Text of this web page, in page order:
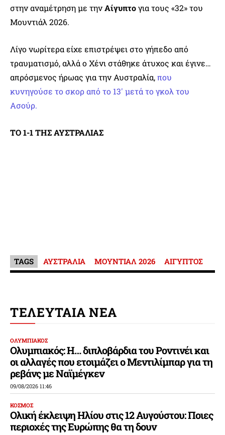
στην αναμέτρηση με τηνΑίγυπτογια τους «32» του
Μουντιάλ 2026.
Λίγο νωρίτερα είχε επιστρέψει στο γήπεδο από
τραυματισμό, αλλά ο Χένι στάθηκε άτυχος και έγινε…
απρόσμενος ήρωας για την Αυστραλία,που
κυνηγούσε το σκορ από το 13′ μετά το γκολ του
Ασούρ.
ΤΟ 1-1 ΤΗΣ ΑΥΣΤΡΑΛΙΑΣ
TAGS ΑΥΣΤΡΑΛΙΑ ΜΟΥΝΤΙΑΛ 2026 ΑΙΓΥΠΤΟΣ
ΤΕΛΕΥΤΑΙΑ ΝΕΑ
ΟΛΥΜΠΙΑΚΟΣ
Ολυμπιακός: Η… διπλοβάρδια του Ροντινέι και
οι αλλαγές που ετοιμάζει ο Μεντιλίμπαρ για τη
ρεβάνς με Ναϊμέγκεν
09/08/2026 11:46
ΚΟΣΜΟΣ
Ολική έκλειψη Ηλίου στις 12 Αυγούστου: Ποιες
περιοχές της Ευρώπης θα τη δουν